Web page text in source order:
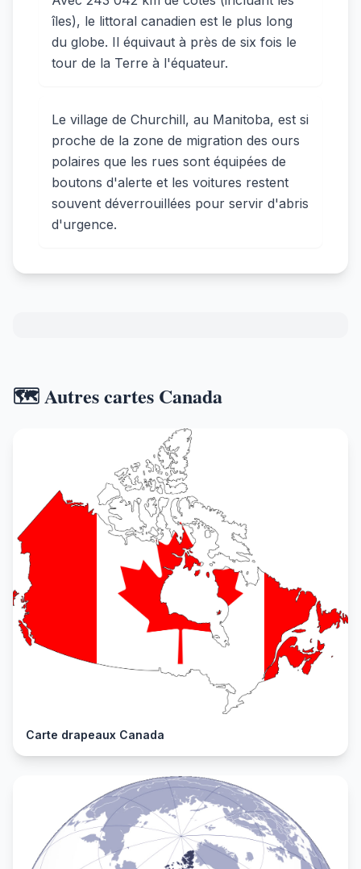
îles), le littoral canadien est le plus long
du globe. Il équivaut à près de six fois le
tour de la Terre à l'équateur.
Le village de Churchill, au Manitoba, est si
proche de la zone de migration des ours
polaires que les rues sont équipées de
boutons d'alerte et les voitures restent
souvent déverrouillées pour servir d'abris
d'urgence.
🗺️ Autres cartes Canada
Carte drapeaux Canada